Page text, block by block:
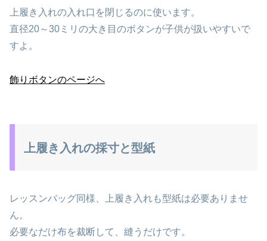
上履き入れの入れ口を閉じるのに使います。
直径20～30ミリの大き目のボタンが子供が扱いやすいで
すよ。
飾りボタンのページへ
上履き入れの採寸と型紙
レッスンバッグ同様、上履き入れも型紙は必要ありませ
ん。
必要なだけ布を裁断して、縫うだけです。